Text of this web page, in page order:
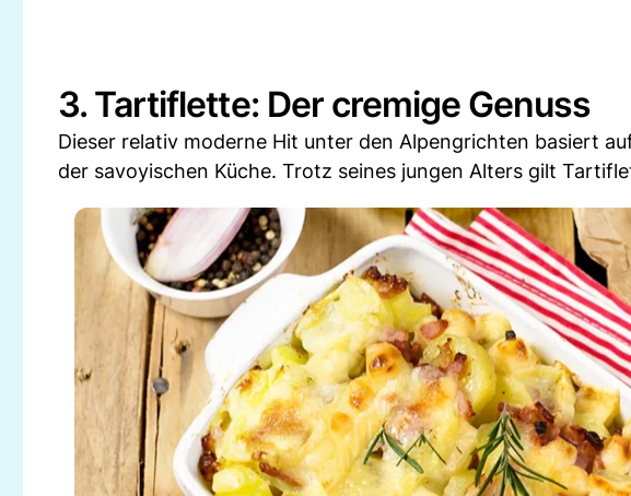
3. Tartiflette: Der cremige Genuss
Dieser relativ moderne Hit unter den Alpengrichten basiert
der savoyischen Küche. Trotz seines jungen Alters gilt